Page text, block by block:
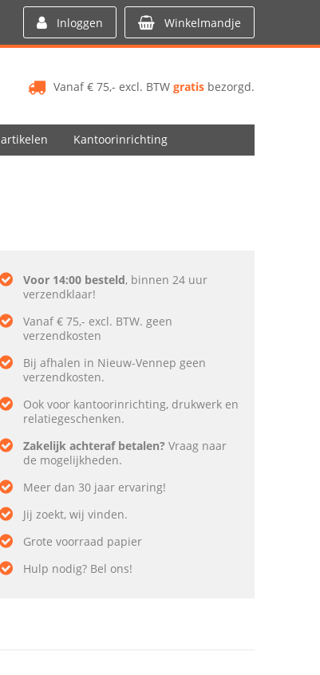
Inloggen Winkelmandje
Vanaf € 75,- excl. BTW gratis bezorgd.
Kantoorinrichting
Voor 14:00 besteld, binnen 24 uur
verzendklaar!
Vanaf € 75,- excl. BTW. geen
verzendkosten
Bij afhalen in Nieuw-Vennep geen
verzendkosten.
Ook voor kantoorinrichting, drukwerk en
relatiegeschenken.
Zakelijk achteraf betalen? Vraag naar
de mogelijkheden.
Meer dan 30 jaar ervaring!
Jij zoekt, wij vinden.
Grote voorraad papier
Hulp nodig? Bel ons!